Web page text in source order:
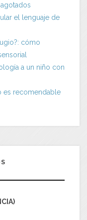
el lenguaje de
cómo
a un niño con
es recomendable